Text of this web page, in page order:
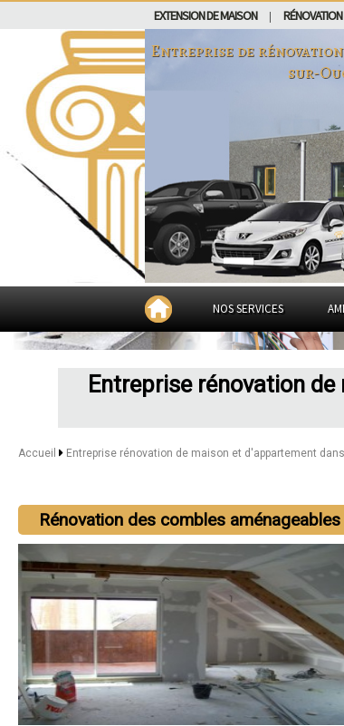
EXTENSION DE MAISON
Entreprise de
sur-
NOS SERVICES
Entreprise rénovation
Accueil Entreprise rénovation de maison et d'appartement
Rénovation des combles aménageables